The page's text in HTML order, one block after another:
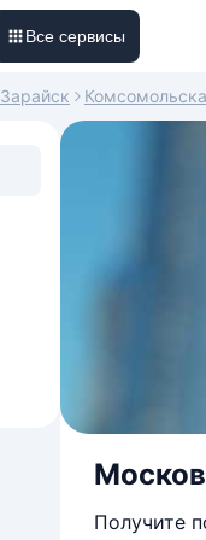
Все сервисы
Зарайск
Получите